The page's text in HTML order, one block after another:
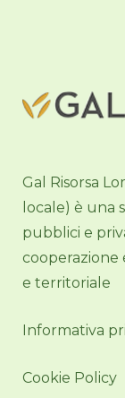
Gal Risorsa
locale) è una
pubblici e
cooperazione
e territoriale
Informativa
Cookie Policy